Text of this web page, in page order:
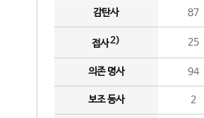
감탄사 87
접사2) 25
의존 명사 94
보조 동사 2